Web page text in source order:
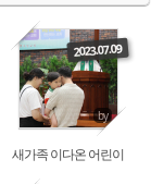
2023.07.09
by
Read More
새가족 이다온 어린이